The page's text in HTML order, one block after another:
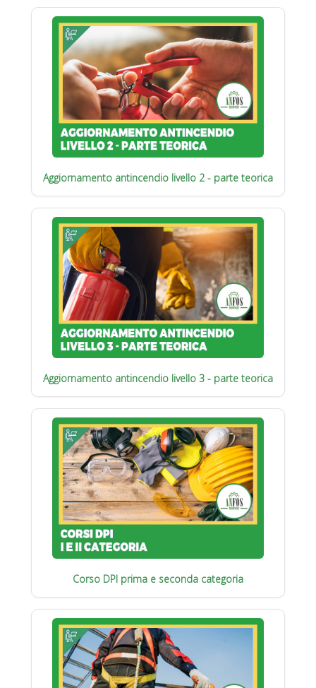
Aggiornamento antincendio livello 2 - parte teorica
Aggiornamento antincendio livello 3 - parte teorica
Corso DPI prima e seconda categoria